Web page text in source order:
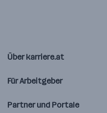
Über karriere.at
Für Arbeitgeber
Partner und Portale